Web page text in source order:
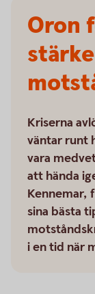
Oron
Kriserna
väntar runt
vara
att hända
Kennemar,
sina bästa
i en tid när